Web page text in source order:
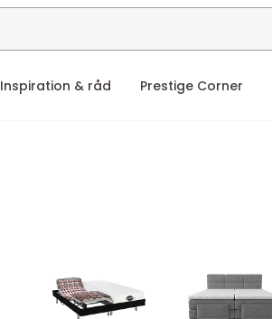
Inspiration & råd Prestige Corner